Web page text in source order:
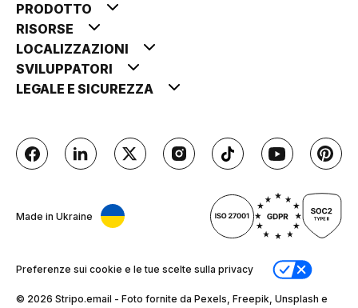
PRODOTTO
RISORSE
LOCALIZZAZIONI
SVILUPPATORI
LEGALE E SICUREZZA
Made in Ukraine
Preferenze sui cookie e le tue scelte sulla privacy
© 2026 Stripо.email - Foto fornite da Pexels, Freepik, Unsplash e